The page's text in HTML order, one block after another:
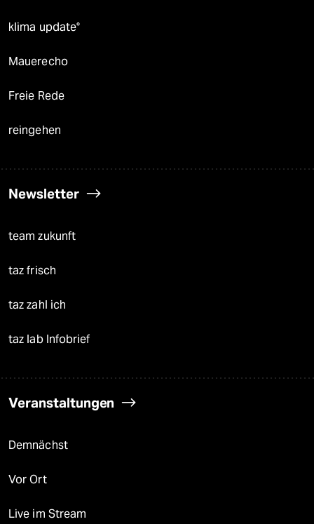
klima update°
Mauerecho
Freie Rede
reingehen
Newsletter
team zukunft
taz frisch
taz zahl ich
taz lab Infobrief
Veranstaltungen
Demnächst
Vor Ort
Live im Stream